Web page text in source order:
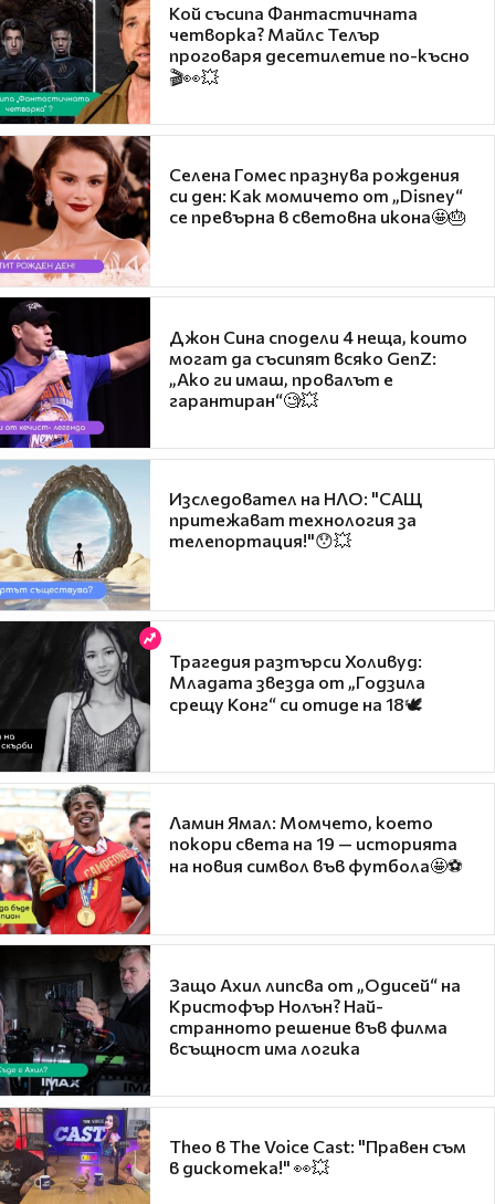
Кой съсипа Фантастичната
четворка? Майлс Телър
проговаря десетилетие по-късно
🎬👀💥
Селена Гомес празнува рождения
си ден: Как момичето от „Disney“
се превърна в световна икона🤩🎂
Джон Сина сподели 4 неща, които
могат да съсипят всяко GenZ:
„Ако ги имаш, провалът е
гарантиран“🧐💥
Изследовател на НЛО: "САЩ
притежават технология за
телепортация!"😯💥
Трагедия разтърси Холивуд:
Младата звезда от „Годзила
срещу Конг“ си отиде на 18🕊️
Ламин Ямал: Момчето, което
покори света на 19 — историята
на новия символ във футбола🤩⚽
Защо Ахил липсва от „Одисей“ на
Кристофър Нолън? Най-
странното решение във филма
всъщност има логика
Theo в The Voice Cast: "Правен съм
в дискотека!" 👀💥